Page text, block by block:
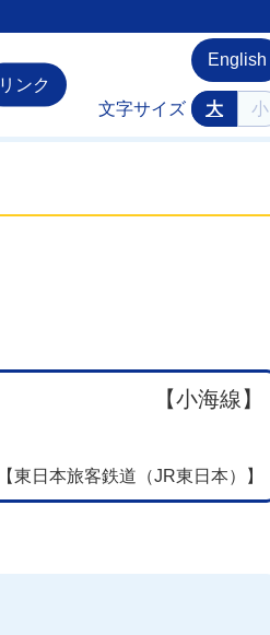
リンク
English
文字サイズ 大 小
【小海線】
【東日本旅客鉄道（JR東日本）】